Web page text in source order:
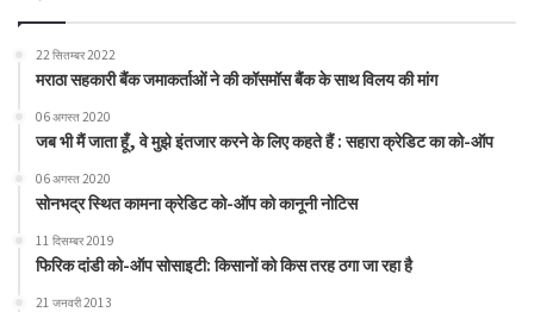
22 सितम्बर 2022
मराठा सहकारी बैंक जमाकर्ताओं ने की कॉसमॉस बैंक के साथ विलय की मांग
06 अगस्त 2020
जब भी मैं जाता हूँ, वे मुझे इंतजार करने के लिए कहते हैं : सहारा क्रेडिट का को-ऑप
06 अगस्त 2020
सोनभद्र स्थित कामना क्रेडिट को-ऑप को कानूनी नोटिस
11 दिसम्बर 2019
फिरिक दांडी को-ऑप सोसाइटी: किसानों को किस तरह ठगा जा रहा है
21 जनवरी 2013